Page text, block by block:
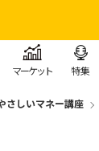
マーケット 特集
さしいマネー講座